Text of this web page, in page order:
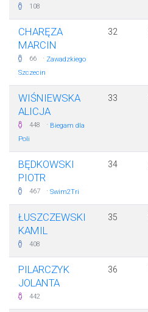
108
CHARĘZA
MARCIN
66 · Zawadzkiego
Szczecin
32
WIŚNIEWSKA
ALICJA
448 · Biegam dla
Poli
33
BĘDKOWSKI
PIOTR
467 · Swim2Tri
34
ŁUSZCZEWSKI
KAMIL
408
35
PILARCZYK
JOLANTA
442
36